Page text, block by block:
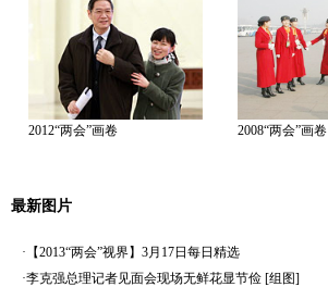
2012“两会”画卷 2008“两会”画卷
最新图片
· 【2013“两会”视界】3月17日每日精选
·李克强总理记者见面会现场无鲜花显节俭 [组图]